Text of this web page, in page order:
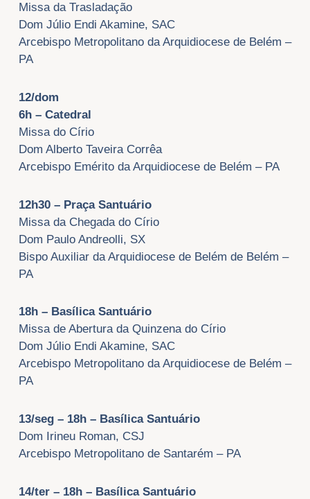
Missa da Trasladação
Dom Júlio Endi Akamine, SAC
Arcebispo Metropolitano da Arquidiocese de Belém –
PA
12/dom
6h – Catedral
Missa do Círio
Dom Alberto Taveira Corrêa
Arcebispo Emérito da Arquidiocese de Belém – PA
12h30 – Praça Santuário
Missa da Chegada do Círio
Dom Paulo Andreolli, SX
Bispo Auxiliar da Arquidiocese de Belém de Belém –
PA
18h – Basílica Santuário
Missa de Abertura da Quinzena do Círio
Dom Júlio Endi Akamine, SAC
Arcebispo Metropolitano da Arquidiocese de Belém –
PA
13/seg – 18h – Basílica Santuário
Dom Irineu Roman, CSJ
Arcebispo Metropolitano de Santarém – PA
14/ter – 18h – Basílica Santuário